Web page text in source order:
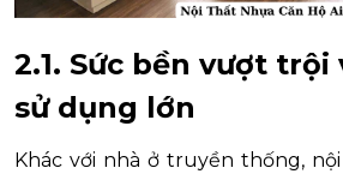
2.1. Sức bền vượt
sử dụng lớn
Khác với nhà ở truyền thống,